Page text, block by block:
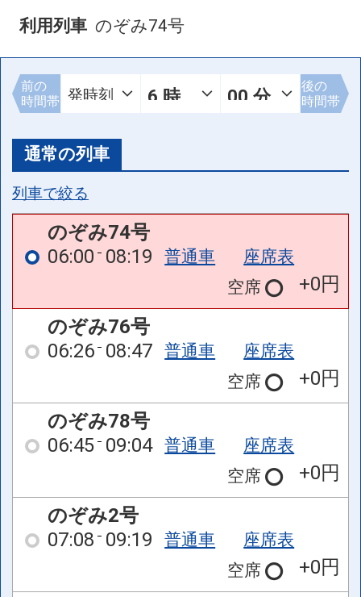
利用列車 のぞみ74号
前の
時間帯
後の
時間帯
通常の列車
列車で絞る
のぞみ74号
06:00 08:19 普通車
座席表
空席
+0円
のぞみ76号
06:26 08:47 普通車
座席表
空席
+0円
のぞみ78号
06:45 09:04 普通車
座席表
空席
+0円
のぞみ2号
07:08 09:19 普通車
座席表
空席
+0円